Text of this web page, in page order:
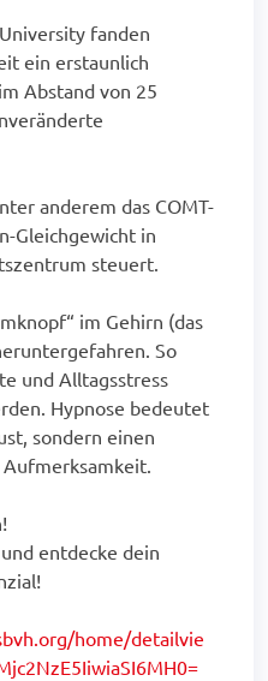
fanden
ein erstaunlich
Abstand von 25
anderem das COMT-
Gleichgewicht in
steuert.
im Gehirn (das
So
und Alltagsstress
Hypnose bedeutet
sondern einen
entdecke dein
home/detailvie